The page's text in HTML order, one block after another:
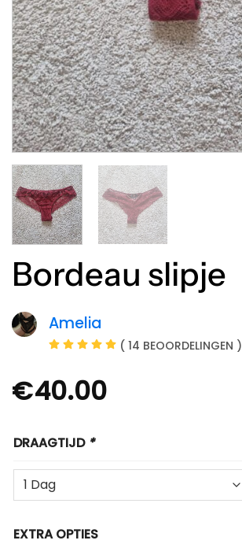
Bordeau slipje
Amelia
( 14 BEOORDELINGEN )
€40.00
DRAAGTIJD *
EXTRA OPTIES